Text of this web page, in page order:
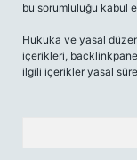
bu sorumluluğu kabul
Hukuka ve yasal
içerikleri,
ilgili içerikler yasal